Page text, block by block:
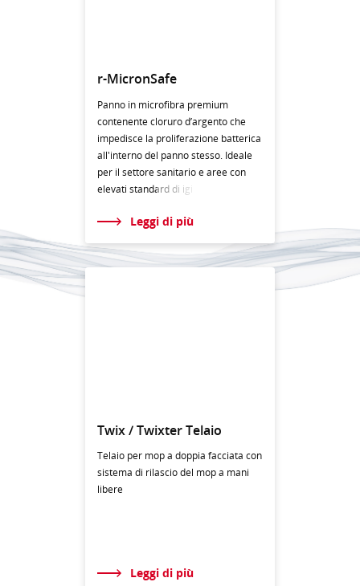
r-MicronSafe
Panno in microfibra premium
contenente cloruro d’argento che
impedisce la proliferazione batterica
all'interno del panno stesso. Ideale
per il settore sanitario e aree con
elevati standard di igi
Leggi di più
Twix / Twixter Telaio
Telaio per mop a doppia facciata con
sistema di rilascio del mop a mani
libere
Leggi di più